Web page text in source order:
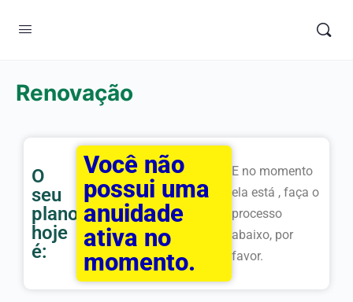
Renovação
O
seu
plano
hoje
é:
Você não
possui uma
anuidade
ativa no
momento.
E no momento
ela está , faça o
processo
abaixo, por
favor.